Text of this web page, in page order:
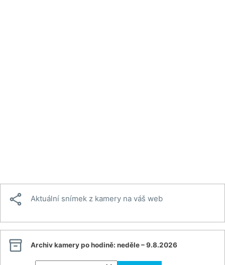
 Aktuální snímek z kamery na váš web
 Archiv kamery po hodině: neděle – 9.8.2026